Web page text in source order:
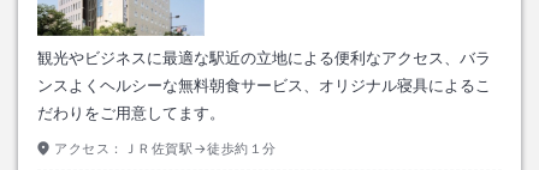
観光やビジネスに最適な駅近の立地による便利なアクセス、バラ
ンスよくヘルシーな無料朝食サービス、オリジナル寝具によるこ
だわりをご用意してます。
アクセス： ＪＲ佐賀駅→徒歩約１分